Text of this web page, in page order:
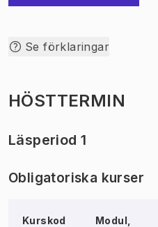
Se förklaringar
HÖSTTERMIN
Läsperiod 1
Obligatoriska kurser
Kurskod
Modul,